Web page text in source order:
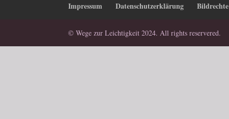
Impressum Datenschutzerklärung Bildrechte
© Wege zur Leichtigkeit 2024. All rights reservered.